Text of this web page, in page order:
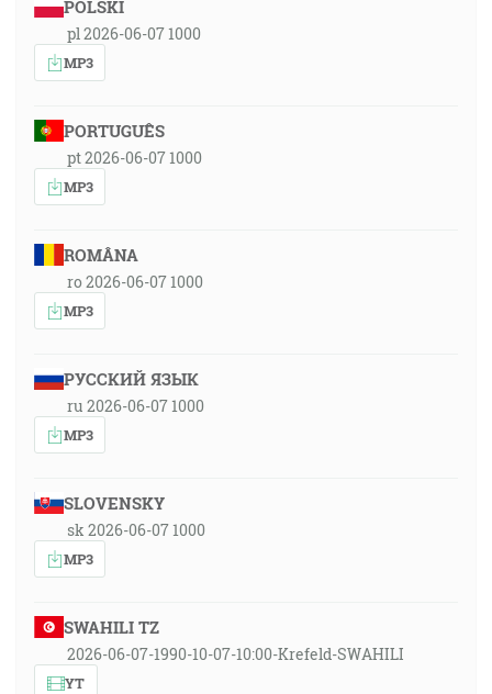
POLSKI
pl 2026-06-07 1000
MP3
PORTUGUÊS
pt 2026-06-07 1000
MP3
ROMÂNA
ro 2026-06-07 1000
MP3
РУССКИЙ ЯЗЫК
ru 2026-06-07 1000
MP3
SLOVENSKY
sk 2026-06-07 1000
MP3
SWAHILI TZ
2026-06-07-1990-10-07-10:00-Krefeld-SWAHILI
YT